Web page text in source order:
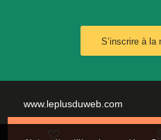
S’inscrire à la
www.leplusduweb.com
Politique de confidentialité